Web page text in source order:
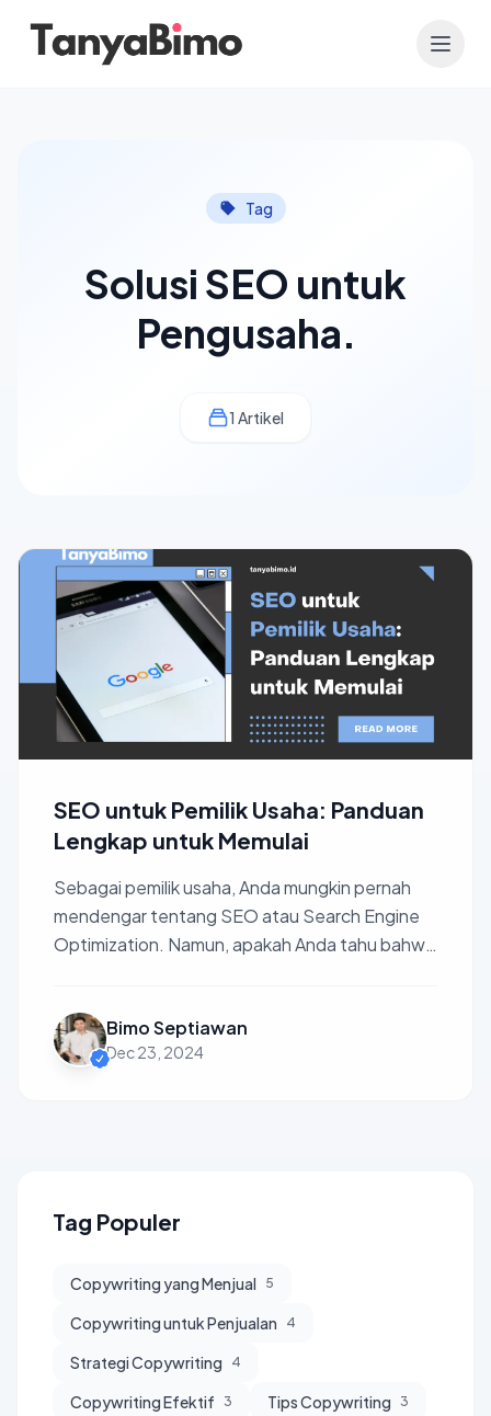
Tag
Solusi SEO untuk
Pengusaha.
1 Artikel
SEO untuk Pemilik Usaha: Panduan
Lengkap untuk Memulai
Sebagai pemilik usaha, Anda mungkin pernah
mendengar tentang SEO atau Search Engine
Optimization. Namun, apakah Anda tahu bahwa
Bimo Septiawan
Dec 23, 2024
Tag Populer
Copywriting yang Menjual 5
Copywriting untuk Penjualan 4
Strategi Copywriting 4
Copywriting Efektif 3 Tips Copywriting 3